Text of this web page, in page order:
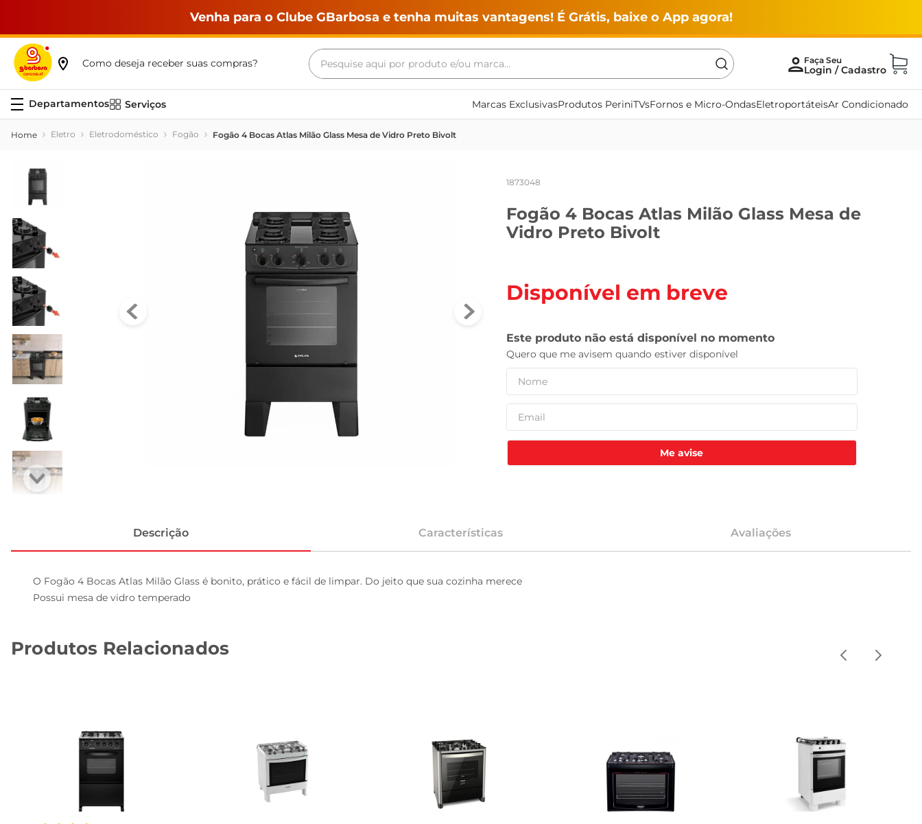
Venha para o Clube GBarbosa e tenha muitas vantagens! É Grátis, baixe o App agora!
Como deseja receber suas compras?
Pesquise aqui por produto e/ou marca...
Serviços Marcas ExclusivasProdutos PeriniTVsFornos e Micro-OndasEletroportáteisAr Condicionado
Eletro Eletrodoméstico Fogão Fogão 4 Bocas Atlas Milão Glass Mesa de Vidro Preto Bivolt
1873048
Fogão 4 Bocas Atlas Milão Glass Mesa de
Vidro Preto Bivolt
Disponível em breve
Me avise
Descrição Características Avaliações
O Fogão 4 Bocas Atlas Milão Glass é bonito, prático e fácil de limpar. Do jeito que sua cozinha merece
Possui mesa de vidro temperado
Produtos Relacionados
Termos mais buscados
maquina lavar
cerveja
frango
leite
vinho